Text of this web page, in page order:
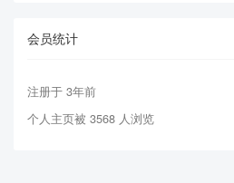
会员统计
注册于 3年前
个人主页被 3568 人浏览